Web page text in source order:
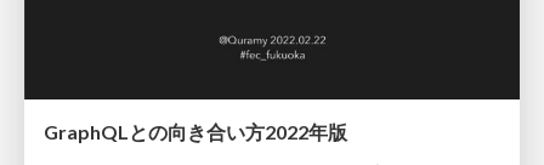
GraphQLとの向き合い方2022年版